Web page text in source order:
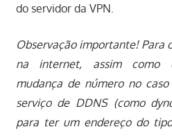
do servidor da VPN.
Observação importante! Para
na internet, assim como
mudança de número no
serviço de DDNS (como
para ter um endereço do tipo